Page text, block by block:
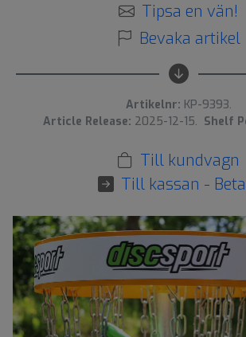
Tipsa en vän!
Bevaka artikel
Artikelnr: KP-9393.
Article Release: 2025-12-15. Shelf
Till kundvagn
Till kassan -